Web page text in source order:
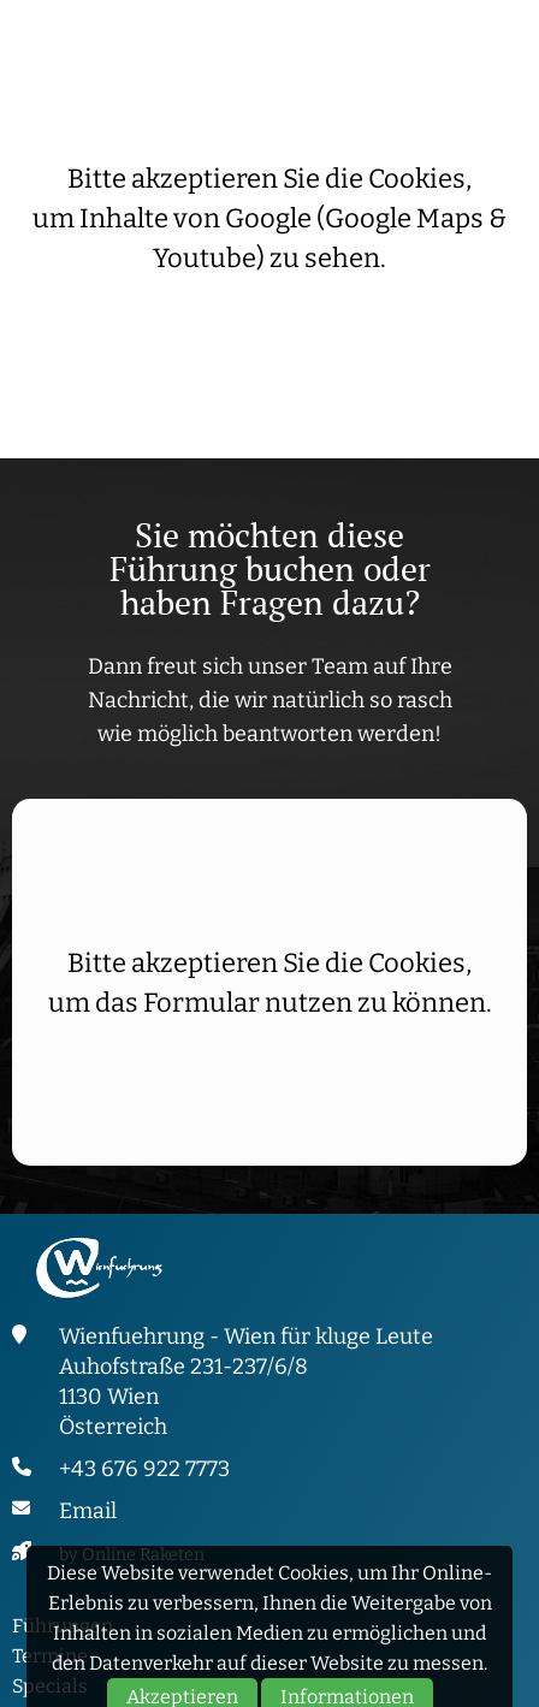
Diese Website verwendet Cookies, um Ihr Online-
Erlebnis zu verbessern, Ihnen die Weitergabe von
Inhalten in sozialen Medien zu ermöglichen und
den Datenverkehr auf dieser Website zu messen.
Akzeptieren
Informationen
Bitte akzeptieren Sie die Cookies,
um Inhalte von Google (Google Maps &
Youtube) zu sehen.
Sie möchten diese
Führung buchen oder
haben Fragen dazu?
Dann freut sich unser Team auf Ihre
Nachricht, die wir natürlich so rasch
wie möglich beantworten werden!
Aufgrund Ihrer DSGVO Einstellungen wird dieser Inhalt
Bitte akzeptieren Sie die Cookies,
um das Formular nutzen zu können.
Wienfuehrung - Wien für kluge Leute
Auhofstraße 231-237/6/8
1130 Wien
Österreich
+43 676 922 7773
Email
by Online Raketen
Führungen
Termine
Specials